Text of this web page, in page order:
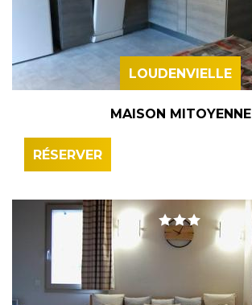
LOUDENVIELLE
MAISON MITOYENNE
RÉSERVER